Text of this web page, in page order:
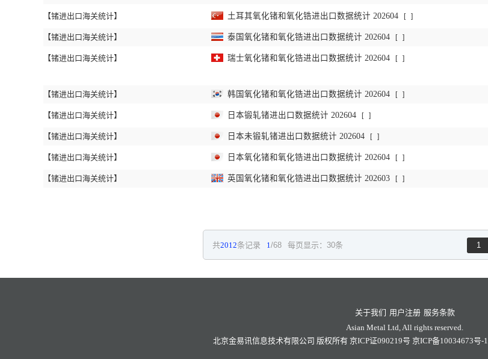
【锗进出口海关统计】
【锗进出口海关统计】
【锗进出口海关统计】
【锗进出口海关统计】
【锗进出口海关统计】
【锗进出口海关统计】
【锗进出口海关统计】
【锗进出口海关统计】
土耳其氧化锗和氧化锆进出口数据统计 202604 [ ]
泰国氧化锗和氧化锆进出口数据统计 202604 [ ]
瑞士氧化锗和氧化锆进出口数据统计 202604 [ ]
韩国氧化锗和氧化锆进出口数据统计 202604 [ ]
日本锻轧锗进出口数据统计 202604 [ ]
日本未锻轧锗进出口数据统计 202604 [ ]
日本氧化锗和氧化锆进出口数据统计 202604 [ ]
英国氧化锗和氧化锆进出口数据统计 202603 [ ]
共2012条记录 1/68 每页显示：30条 1
关于我们 用户注册 服务条款
Asian Metal Ltd, All rights reserved.
北京金易讯信息技术有限公司 版权所有 京ICP证090219号 京ICP备10034673号-1